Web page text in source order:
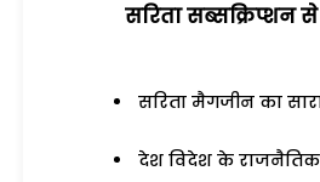
सरिता सब्सक्रिप्शन
सरिता मैगजीन का
देश विदेश के राजनैतिक